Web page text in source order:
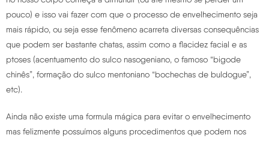
pouco) e isso vai fazer com que o processo de envelhecimento seja
mais rápido, ou seja esse fenômeno acarreta diversas consequências
que podem ser bastante chatas, assim como a flacidez facial e as
ptoses (acentuamento do sulco nasogeniano, o famoso “bigode
chinês”, formação do sulco mentoniano “bochechas de buldogue”,
etc).
Ainda não existe uma formula mágica para evitar o envelhecimento
mas felizmente possuímos alguns procedimentos que podem nos